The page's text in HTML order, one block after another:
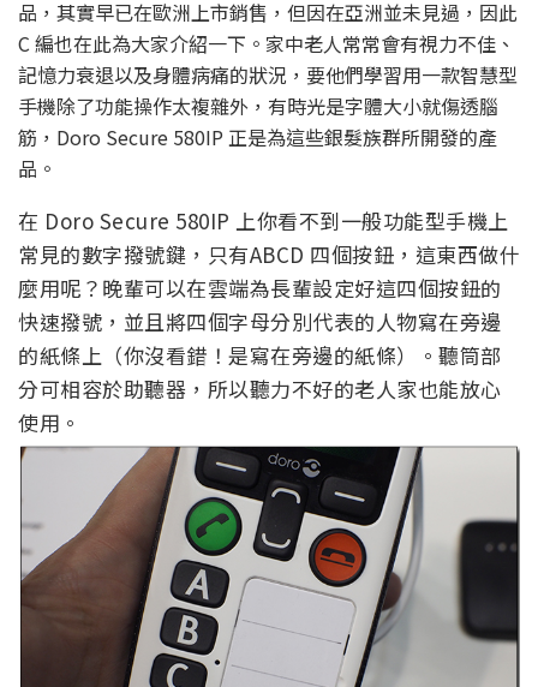
品，其實早已在歐洲上市銷售，但因在亞洲並未見過，因此
C 編也在此為大家介紹一下。家中老人常常會有視力不佳、
記憶力衰退以及身體病痛的狀況，要他們學習用一款智慧型
手機除了功能操作太複雜外，有時光是字體大小就傷透腦
筋，Doro Secure 580IP 正是為這些銀髮族群所開發的產
品。
在 Doro Secure 580IP 上你看不到一般功能型手機上
常見的數字撥號鍵，只有ABCD 四個按鈕，這東西做什
麼用呢？晚輩可以在雲端為長輩設定好這四個按鈕的
快速撥號，並且將四個字母分別代表的人物寫在旁邊
的紙條上（你沒看錯！是寫在旁邊的紙條）。聽筒部
分可相容於助聽器，所以聽力不好的老人家也能放心
使用。